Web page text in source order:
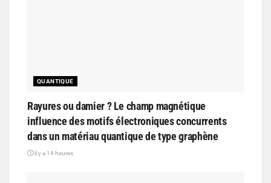
QUANTIQUE
Rayures ou damier ? Le champ magnétique
influence des motifs électroniques concurrents
dans un matériau quantique de type graphène
il y a 14 heures